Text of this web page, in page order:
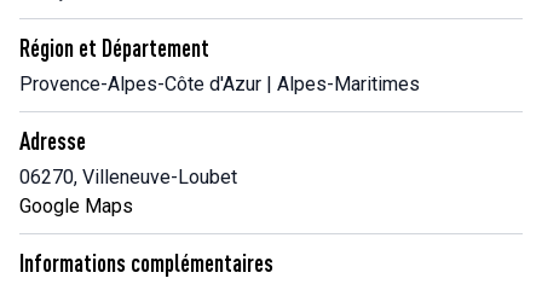
Région et Département
Provence-Alpes-Côte d'Azur | Alpes-Maritimes
Adresse
06270, Villeneuve-Loubet
Google Maps
Informations complémentaires